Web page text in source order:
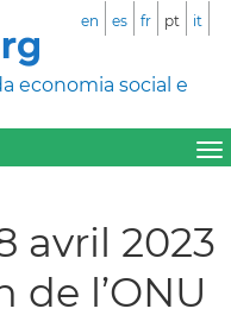
economia social e
en es fr pt it
avril 2023
de l’ONU